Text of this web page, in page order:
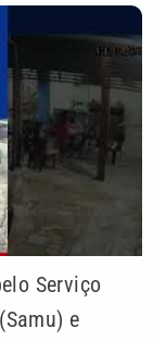
Serviço
e